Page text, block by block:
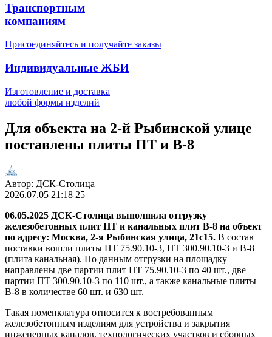
Транспортным
компаниям
Присоединяйтесь и получайте заказы
Индивидуальные ЖБИ
Изготовление и доставка
любой формы изделий
Для объекта на 2-й Рыбинской улице
поставлены плиты ПТ и В-8
Автор: ДСК-Столица
2026.07.05 21:18 25
06.05.2025 ДСК-Столица выполнила отгрузку
железобетонных плит ПТ и канальных плит В-8 на объект
по адресу: Москва, 2-я Рыбинская улица, 21с15. В состав
поставки вошли плиты ПТ 75.90.10-3, ПТ 300.90.10-3 и В-8
(плита канальная). По данным отгрузки на площадку
направлены две партии плит ПТ 75.90.10-3 по 40 шт., две
партии ПТ 300.90.10-3 по 110 шт., а также канальные плиты
В-8 в количестве 60 шт. и 630 шт.
Такая номенклатура относится к востребованным
железобетонным изделиям для устройства и закрытия
инженерных каналов, технологических участков и сборных